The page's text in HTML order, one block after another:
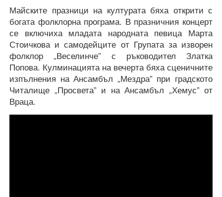
Майските празници на културата бяха открити с
богата фолклорна програма. В празничния концерт
се включиха младата народната певица Марта
Стоичкова и самодейците от Групата за изворен
фолклор „Веселинче” с ръководител Златка
Попова. Кулминацията на вечерта бяха сценичните
изпълнения на Ансамбъл „Мездра” при градското
Читалище „Просвета” и на Ансамбъл „Хемус” от
Враца.